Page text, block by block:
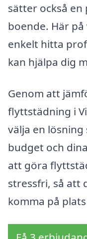
sätter också
boende. Här
enkelt hitta
kan hjälpa dig
Genom att
flyttstädning i
välja en
budget och
att göra
stressfri, så att
komma på